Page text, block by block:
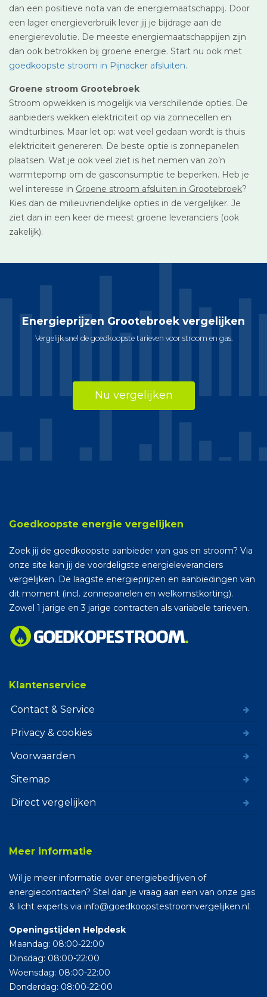
dan een positieve nota van de energiemaatschappij. Door
een lager energieverbruik lever jij je bijdrage aan de
energierevolutie. De meeste energiemaatschappijen zijn
dan ook betrokken bij groene energie. Start nu ook met
goedkoopste stroom in Pijnacker afsluiten.
Groene stroom Grootebroek
Stroom opwekken is mogelijk via verschillende opties. De
aanbieders wekken elektriciteit op via zonnecellen en
windturbines. Maar let op: wat veel gedaan wordt is thuis
elektriciteit genereren. De beste optie is zonnepanelen
plaatsen. Wat je ook veel ziet is het nemen van zo’n
warmtepomp om de gasconsumptie te beperken. Heb je
wel interesse in Groene stroom afsluiten in Grootebroek?
Kies dan de milieuvriendelijke opties in de vergelijker. Je
ziet dan in een keer de meest groene leveranciers (ook
zakelijk).
Energieprijzen Grootebroek vergelijken
Vergelijk snel de goedkoopste tarieven voor stroom en gas.
Nu vergelijken
Goedkoopste energie vergelijken
Zoek jij de goedkoopste aanbieder van gas en stroom? Via
onze site kan jij de voordeligste energieleveranciers
vergelijken. De laagste energieprijzen en aanbiedingen van
dit moment (incl. zonnepanelen en welkomstkorting).
Zowel 1 jarige en 3 jarige contracten als variabele tarieven.
Klantenservice
Contact & Service
Privacy & cookies
Voorwaarden
Sitemap
Direct vergelijken
Meer informatie
Wil je meer informatie over energiebedrijven of
energiecontracten? Stel dan je vraag aan een van onze gas
& licht experts via info@goedkoopstestroomvergelijken.nl.
Openingstijden Helpdesk
Maandag: 08:00-22:00
Dinsdag: 08:00-22:00
Woensdag: 08:00-22:00
Donderdag: 08:00-22:00